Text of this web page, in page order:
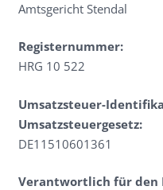
Amtsgericht Stendal
Registernummer:
HRG 10 522
Umsatzsteuer-
Umsatzsteuergesetz:
DE11510601361
Verantwortlich für den